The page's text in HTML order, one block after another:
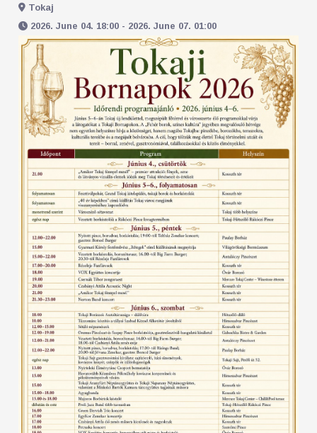
Tokaj
2026. June 04. 18:00 - 2026. June 07. 01:00